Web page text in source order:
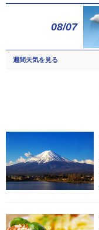
08/07
週間天気を見る